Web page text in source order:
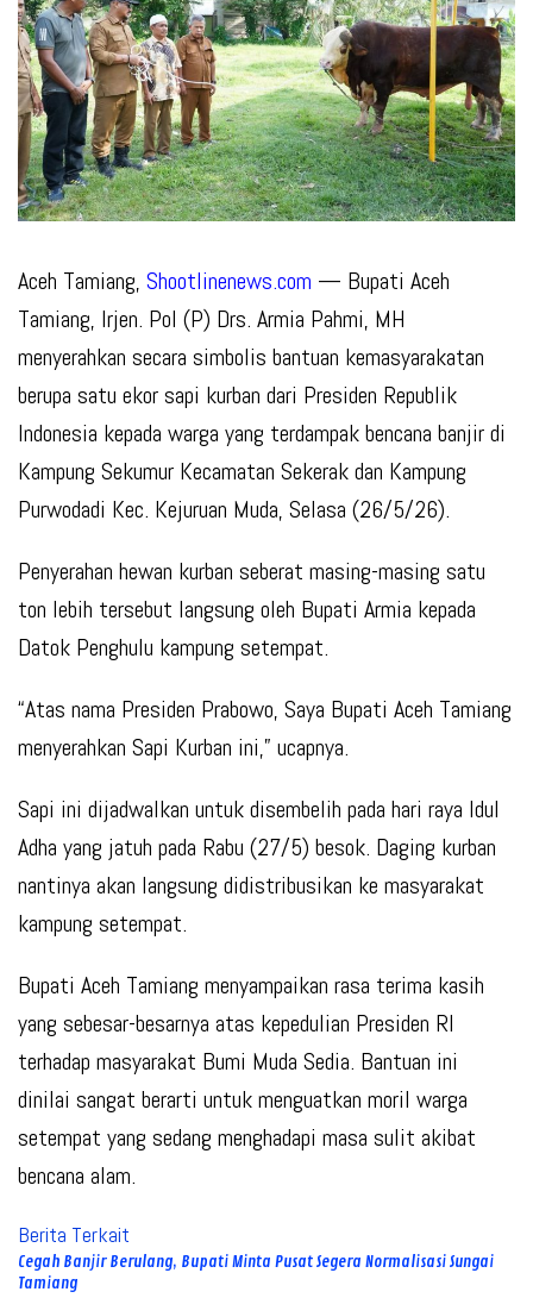
Aceh Tamiang, Shootlinenews.com — Bupati Aceh
Tamiang, Irjen. Pol (P) Drs. Armia Pahmi, MH
menyerahkan secara simbolis bantuan kemasyarakatan
berupa satu ekor sapi kurban dari Presiden Republik
Indonesia kepada warga yang terdampak bencana banjir di
Kampung Sekumur Kecamatan Sekerak dan Kampung
Purwodadi Kec. Kejuruan Muda, Selasa (26/5/26).
Penyerahan hewan kurban seberat masing-masing satu
ton lebih tersebut langsung oleh Bupati Armia kepada
Datok Penghulu kampung setempat.
“Atas nama Presiden Prabowo, Saya Bupati Aceh Tamiang
menyerahkan Sapi Kurban ini,” ucapnya.
Sapi ini dijadwalkan untuk disembelih pada hari raya Idul
Adha yang jatuh pada Rabu (27/5) besok. Daging kurban
nantinya akan langsung didistribusikan ke masyarakat
kampung setempat.
Bupati Aceh Tamiang menyampaikan rasa terima kasih
yang sebesar-besarnya atas kepedulian Presiden RI
terhadap masyarakat Bumi Muda Sedia. Bantuan ini
dinilai sangat berarti untuk menguatkan moril warga
setempat yang sedang menghadapi masa sulit akibat
bencana alam.
Berita Terkait
Cegah Banjir Berulang, Bupati Minta Pusat Segera Normalisasi Sungai
Tamiang